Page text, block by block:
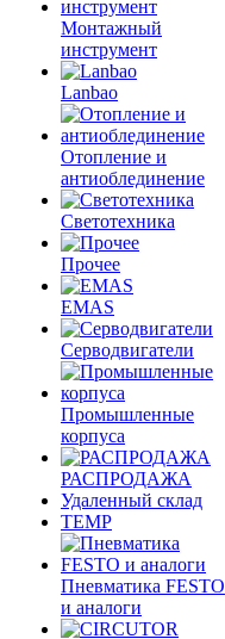
Монтажный
инструмент
Lanbao
Отопление и
антиоблединение
Светотехника
Прочее
EMAS
Cерводвигатели
Промышленные
корпуса
РАСПРОДАЖА
Удаленный склад
TEMP
Пневматика FESTO
и аналоги